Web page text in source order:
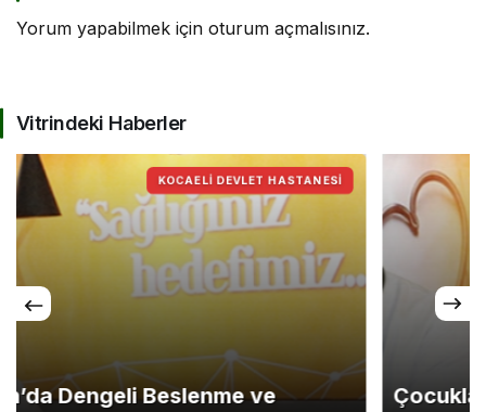
Yorum yapabilmek için oturum açmalısınız.
Vitrindeki Haberler
Çocukların Gelişimi İçin Ara Tatil Nasıl